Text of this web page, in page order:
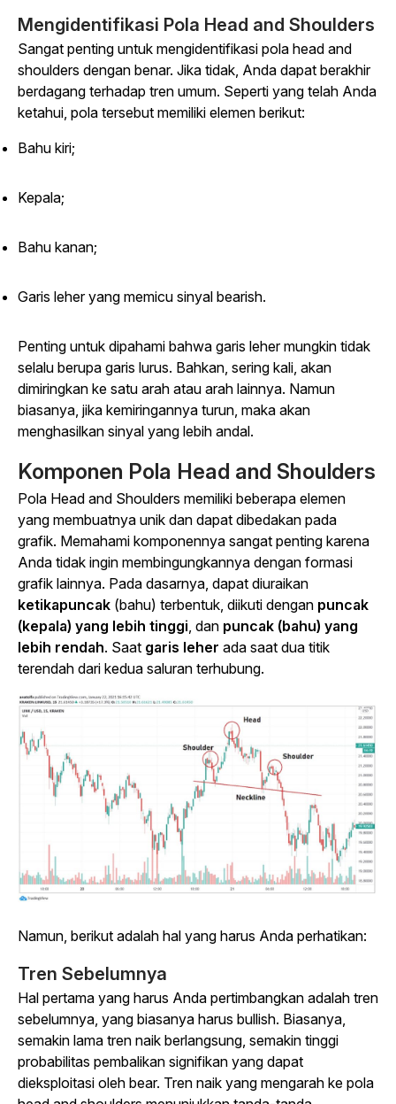
Mengidentifikasi Pola Head and Shoulders
Sangat penting untuk mengidentifikasi pola head and
shoulders dengan benar. Jika tidak, Anda dapat berakhir
berdagang terhadap tren umum. Seperti yang telah Anda
ketahui, pola tersebut memiliki elemen berikut:
Bahu kiri;
Kepala;
Bahu kanan;
Garis leher yang memicu sinyal bearish.
Penting untuk dipahami bahwa garis leher mungkin tidak
selalu berupa garis lurus. Bahkan, sering kali, akan
dimiringkan ke satu arah atau arah lainnya. Namun
biasanya, jika kemiringannya turun, maka akan
menghasilkan sinyal yang lebih andal.
Komponen Pola Head and Shoulders
Pola Head and Shoulders memiliki beberapa elemen
yang membuatnya unik dan dapat dibedakan pada
grafik. Memahami komponennya sangat penting karena
Anda tidak ingin membingungkannya dengan formasi
grafik lainnya. Pada dasarnya, dapat diuraikan
ketikapuncak (bahu) terbentuk, diikuti dengan puncak
(kepala) yang lebih tinggi, dan puncak (bahu) yang
lebih rendah. Saat garis leher ada saat dua titik
terendah dari kedua saluran terhubung.
Namun, berikut adalah hal yang harus Anda perhatikan:
Tren Sebelumnya
Hal pertama yang harus Anda pertimbangkan adalah tren
sebelumnya, yang biasanya harus bullish. Biasanya,
semakin lama tren naik berlangsung, semakin tinggi
probabilitas pembalikan signifikan yang dapat
dieksploitasi oleh bear. Tren naik yang mengarah ke pola